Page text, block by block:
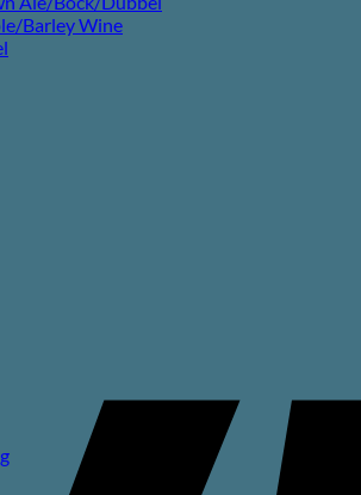
Barley Wine